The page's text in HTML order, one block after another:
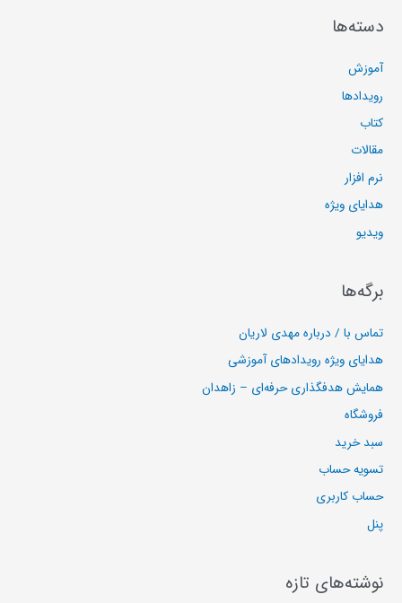
دسته‌ها
آموزش
رویدادها
کتاب
مقالات
نرم افزار
هدایای ویژه
ویدیو
برگه‌ها
تماس با / درباره مهدی لاریان
هدایای ویژه رویدادهای آموزشی
همایش هدفگذاری حرفه‌ای – زاهدان
فروشگاه
سبد خرید
تسویه حساب
حساب کاربری
پنل
نوشته‌های تازه